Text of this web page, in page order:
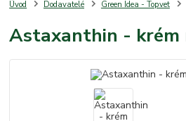
Úvod Dodavatelé Green Idea - Topvet
Astaxanthin - krém